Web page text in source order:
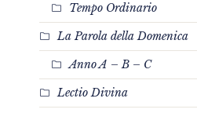
Tempo Ordinario
La Parola della Domenica
Anno A – B – C
Lectio Divina